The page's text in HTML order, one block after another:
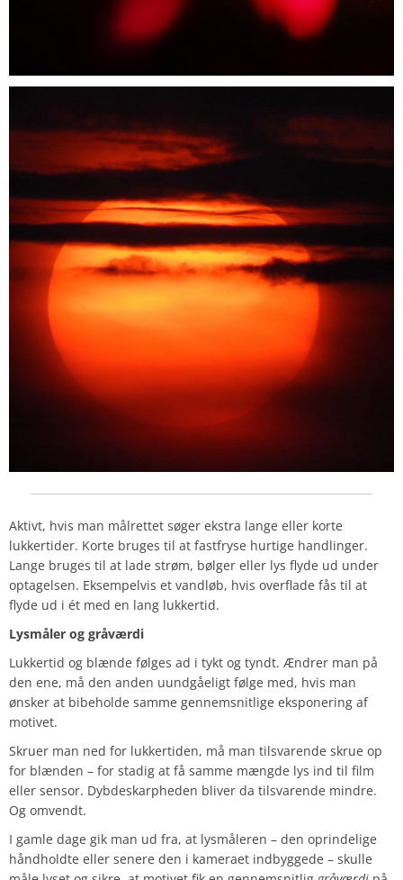
Aktivt, hvis man målrettet søger ekstra lange eller korte
lukkertider. Korte bruges til at fastfryse hurtige handlinger.
Lange bruges til at lade strøm, bølger eller lys flyde ud under
optagelsen. Eksempelvis et vandløb, hvis overflade fås til at
flyde ud i ét med en lang lukkertid.
Lysmåler og gråværdi
Lukkertid og blænde følges ad i tykt og tyndt. Ændrer man på
den ene, må den anden uundgåeligt følge med, hvis man
ønsker at bibeholde samme gennemsnitlige eksponering af
motivet.
Skruer man ned for lukkertiden, må man tilsvarende skrue op
for blænden – for stadig at få samme mængde lys ind til film
eller sensor. Dybdeskarpheden bliver da tilsvarende mindre.
Og omvendt.
I gamle dage gik man ud fra, at lysmåleren – den oprindelige
håndholdte eller senere den i kameraet indbyggede – skulle